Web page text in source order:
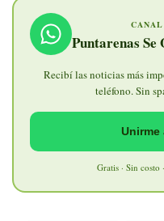
Puntarenas Se
Recibí las noticias más
teléfono. Sin
Unirme
Gratis · Sin costo